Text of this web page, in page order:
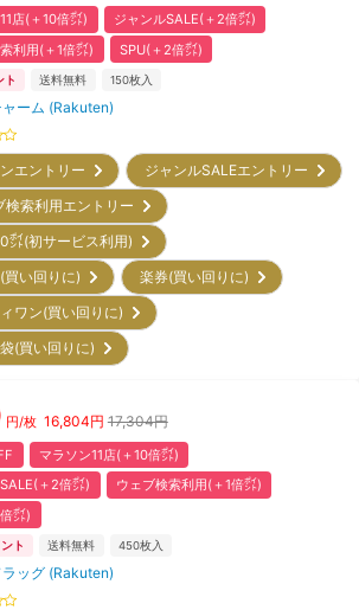
店(＋10倍㌽)
ジャンルSALE(＋2倍㌽)
利用(＋1倍㌽)
SPU(＋2倍㌽)
ト 送料無料 150枚入
ーム (Rakuten)
ンエントリー
ジャンルSALEエントリー
検索利用エントリー
㌽(初サービス利用)
(買い回りに)
楽券(買い回りに)
ワン(買い回りに)
(買い回りに)
円/枚 16,804円 17,304円
マラソン11店(＋10倍㌽)
＋2倍㌽)
ウェブ検索利用(＋1倍㌽)
㌽)
ト 送料無料 450枚入
ッグ (Rakuten)